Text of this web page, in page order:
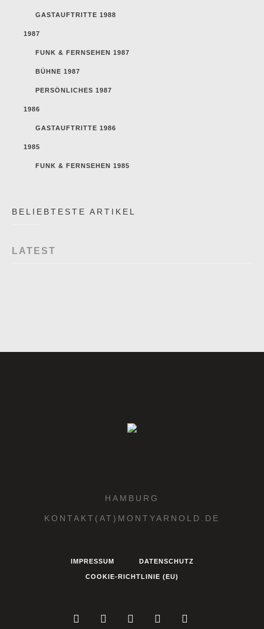
GASTAUFTRITTE 1988
1987
FUNK & FERNSEHEN 1987
BÜHNE 1987
PERSÖNLICHES 1987
1986
GASTAUFTRITTE 1986
1985
FUNK & FERNSEHEN 1985
BELIEBTESTE ARTIKEL
LATEST
HAMBURG
KONTAKT(AT)MONTYARNOLD.DE
IMPRESSUM DATENSCHUTZ
COOKIE-RICHTLINIE (EU)